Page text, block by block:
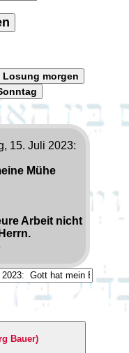
Losung morgen
15. Juli 2023:
Mühe
Arbeit nicht
Bauer)